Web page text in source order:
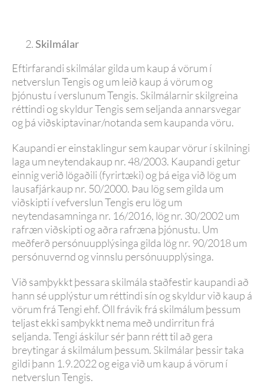
Skilmálar
Eftirfarandi skilmálar gilda um kaup á vörum í
netverslun Tengis og um leið kaup á vörum og
þjónustu í verslunum Tengis. Skilmálarnir skilgreina
réttindi og skyldur Tengis sem seljanda annarsvegar
og þá viðskiptavinar/notanda sem kaupanda vöru.
Kaupandi er einstaklingur sem kaupar vörur í skilningi
laga um neytendakaup nr. 48/2003. Kaupandi getur
einnig verið lögaðili (fyrirtæki) og þá eiga við lög um
lausafjárkaup nr. 50/2000. Þau lög sem gilda um
viðskipti í vefverslun Tengis eru lög um
neytendasamninga nr. 16/2016, lög nr. 30/2002 um
rafræn viðskipti og aðra rafræna þjónustu. Um
meðferð persónuupplýsinga gilda lög nr. 90/2018 um
persónuvernd og vinnslu persónuupplýsinga.
Við samþykkt þessara skilmála staðfestir kaupandi að
hann sé upplýstur um réttindi sín og skyldur við kaup á
vörum frá Tengi ehf. Öll frávik frá skilmálum þessum
teljast ekki samþykkt nema með undirritun frá
seljanda. Tengi áskilur sér þann rétt til að gera
breytingar á skilmálum þessum. Skilmálar þessir taka
gildi þann 1.9.2022 og eiga við um kaup á vörum í
netverslun Tengis.